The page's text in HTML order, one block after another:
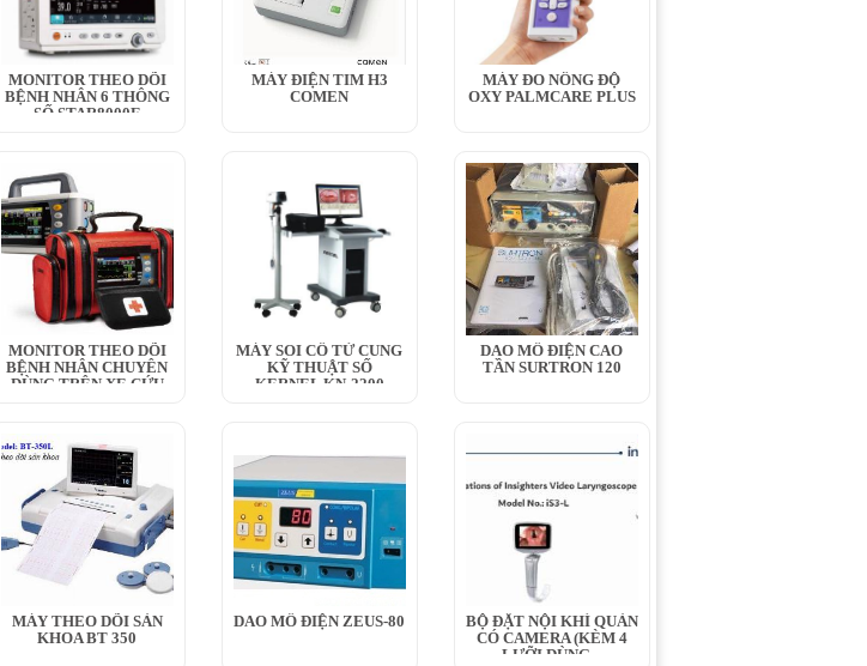
MONITOR THEO DÕI
BỆNH NHÂN 6 THÔNG
SỐ STAR8000E
MÁY ĐIỆN TIM H3
COMEN
MÁY ĐO NỒNG ĐỘ
OXY PALMCARE PLUS
MONITOR THEO DÕI
BỆNH NHÂN CHUYÊN
DÙNG TRÊN XE CỨU
MÁY SOI CỔ TỬ CUNG
KỸ THUẬT SỐ
KERNEL KN-2200
DAO MỔ ĐIỆN CAO
TẦN SURTRON 120
MÁY THEO DÕI SẢN
KHOA BT 350
DAO MỔ ĐIỆN ZEUS-80
BỘ ĐẶT NỘI KHÍ QUẢN
CÓ CAMERA (KÈM 4
LƯỠI DÙNG...